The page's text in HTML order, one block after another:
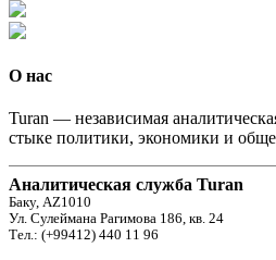
О нас
Turan — независимая
стыке политики, экономики и
Аналитическая служба Turan
Баку, AZ1010
Ул. Сулеймана Рагимова 186, кв. 24
Тел.: (+99412) 440 11 96